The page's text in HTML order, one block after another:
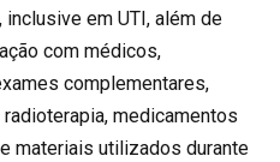
em UTI, além de
com médicos,
complementares,
medicamentos
materiais utilizados durante